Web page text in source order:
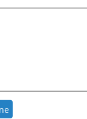
i Hercegovine
novi koncept
i Hercegovine.